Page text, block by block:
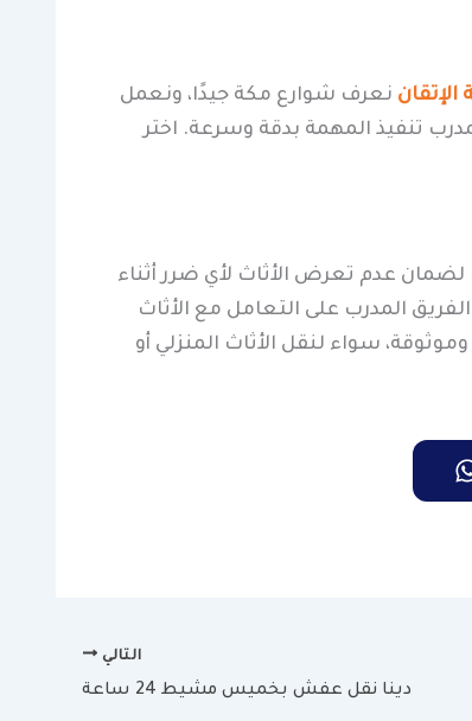
نعرف شوارع مكة جيدًا، ونعمل
تنفيذ المهمة بدقة وسرعة. اختر
عدم تعرض الأثاث لأي ضرر أثناء
المدرب على التعامل مع الأثاث
سواء لنقل الأثاث المنزلي أو
التالي
دينا نقل عفش بخميس مشيط 24 ساعة